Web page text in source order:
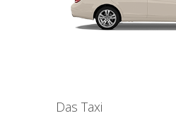
Das Taxi